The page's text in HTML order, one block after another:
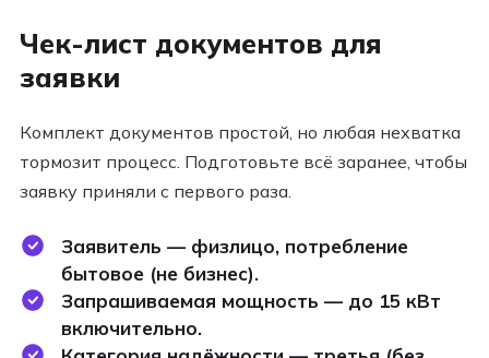
Чек-лист документов для
заявки
Комплект документов простой, но любая нехватка
тормозит процесс. Подготовьте всё заранее, чтобы
заявку приняли с первого раза.
Заявитель — физлицо, потребление
бытовое (не бизнес).
Запрашиваемая мощность — до 15 кВт
включительно.